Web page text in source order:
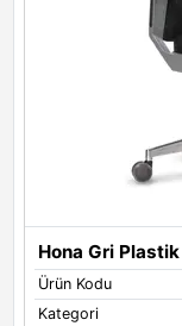
Hona Gri
Ürün Kodu
Kategori